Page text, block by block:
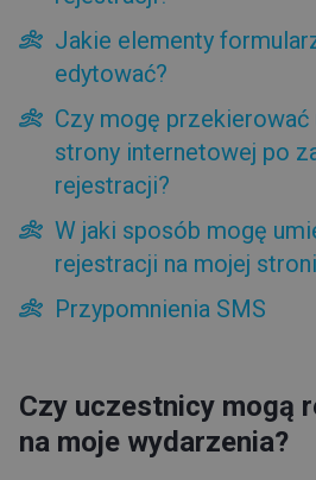
Automatyzacja
Wygląd
Zaproszenia
Embed
Strona profilowa
Rejestracja
Czy uczestnicy mogą
wydarzenia?
W czym może mi pomóc
Jak wygląda proces
Czy mogę przekierować
internetowej po zakończonej
W jaki sposób mogę umieścić
Jakie elementy
edytować?
Czy mogę
strony internetowej po
rejestracji?
W jaki sposób mogę
rejestracji na mojej
Przypomnienia SMS
Czy uczestnicy mogą
na moje wydarzenia?